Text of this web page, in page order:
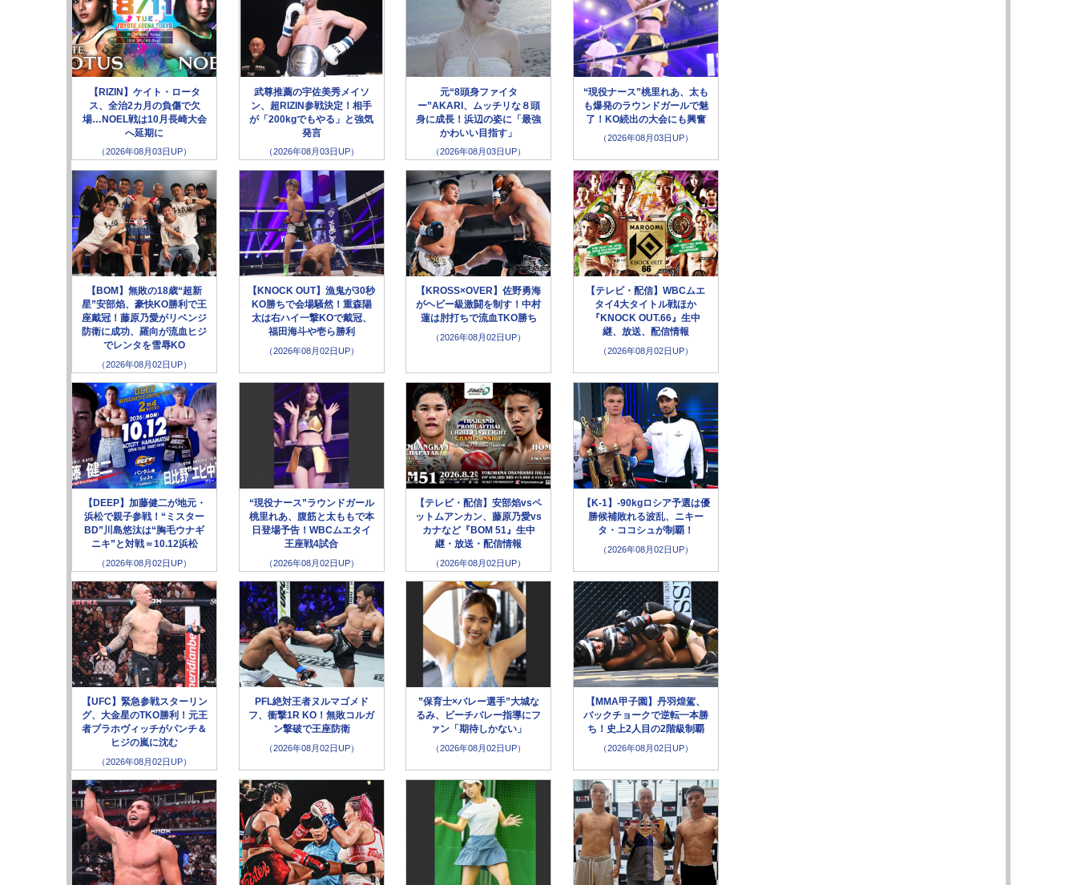
【RIZIN】ケイト・ロータ
ス、全治2カ月の負傷で欠
場…NOEL戦は10月長崎大会
へ延期に
（2026年08月03日UP）
武尊推薦の宇佐美秀メイソ
ン、超RIZIN参戦決定！相手
が「200kgでもやる」と強気
発言
（2026年08月03日UP）
元“8頭身ファイタ
ー”AKARI、ムッチリな８頭
身に成長！浜辺の姿に「最強
かわいい目指す」
（2026年08月03日UP）
“現役ナース”桃里れあ、太も
も爆発のラウンドガールで魅
了！KO続出の大会にも興奮
（2026年08月03日UP）
【BOM】無敗の18歳“超新
星”安部焰、豪快KO勝利で王
座戴冠！藤原乃愛がリベンジ
防衛に成功、羅向が流血ヒジ
でレンタを雪辱KO
（2026年08月02日UP）
【KNOCK OUT】漁鬼が30秒
KO勝ちで会場騒然！重森陽
太は右ハイ一撃KOで戴冠、
福田海斗や壱ら勝利
（2026年08月02日UP）
【KROSS×OVER】佐野勇海
がヘビー級激闘を制す！中村
蓮は肘打ちで流血TKO勝ち
（2026年08月02日UP）
【テレビ・配信】WBCムエ
タイ4大タイトル戦ほか
『KNOCK OUT.66』生中
継、放送、配信情報
（2026年08月02日UP）
【DEEP】加藤健二が地元・
浜松で親子参戦！“ミスター
BD”川島悠汰は“胸毛ウナギ
ニキ”と対戦＝10.12浜松
（2026年08月02日UP）
“現役ナース”ラウンドガール
桃里れあ、腹筋と太ももで本
日登場予告！WBCムエタイ
王座戦4試合
（2026年08月02日UP）
【テレビ・配信】安部焰vsペ
ットムアンカン、藤原乃愛vs
カナなど『BOM 51』生中
継・放送・配信情報
（2026年08月02日UP）
【K-1】-90kgロシア予選は優
勝候補敗れる波乱、ニキー
タ・ココシュが制覇！
（2026年08月02日UP）
【UFC】緊急参戦スターリン
グ、大金星のTKO勝利！元王
者ブラホヴィッチがパンチ＆
ヒジの嵐に沈む
（2026年08月02日UP）
PFL絶対王者ヌルマゴメド
フ、衝撃1R KO！無敗コルガ
ン撃破で王座防衛
（2026年08月02日UP）
”保育士×バレー選手”大城な
るみ、ビーチバレー指導にフ
ァン「期待しかない」
（2026年08月02日UP）
【MMA甲子園】丹羽煌駕、
バックチョークで逆転一本勝
ち！史上2人目の2階級制覇
（2026年08月02日UP）